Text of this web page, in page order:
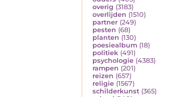
overig (3183)
overlijden (1510)
partner (249)
pesten (68)
planten (130)
poesiealbum (18)
politiek (491)
psychologie (4383)
rampen (201)
reizen (657)
religie (1567)
schilderkunst (365)